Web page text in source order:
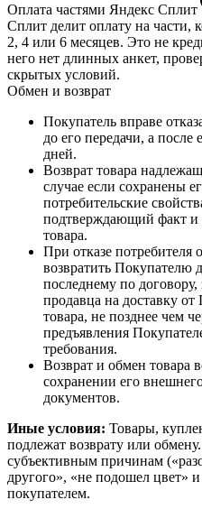
Оплата частями Яндекс Сплит
Сплит делит оплату на части,
2, 4 или 6 месяцев. Это не
него нет длинных анкет,
скрытых условий.
Обмен и возврат
Покупатель вправе
до его передачи, а после
дней.
Возврат товара
случае если сохранены
потребительские
подтверждающий факт и
товара.
При отказе потребителя
возвратить
последнему по
продавца на доставку
товара, не позднее чем
предъявления
требования.
Возврат и обмен товара
сохранении его
документов.
Иные условия: Товары,
подлежат возврату или
субъективным причинам
другого», «не подошел цвет»
покупателем.